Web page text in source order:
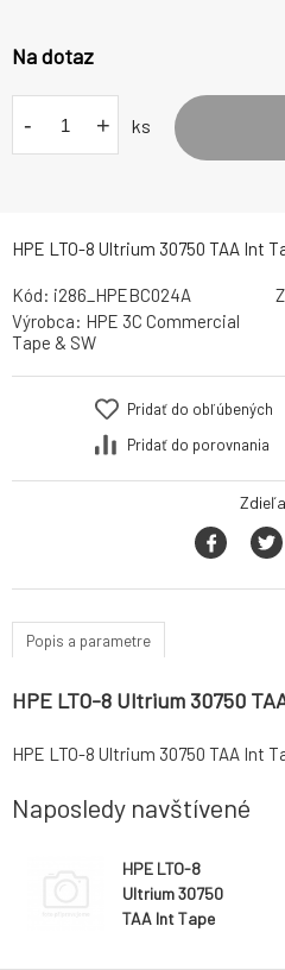
HPE LTO-8 Ultrium 30750 TAA Int
Na dotaz
- + ks
Kód: i286_HPEBC024A
Výrobca: HPE 3C Commercial
Tape & SW
Pridať do obľúbených
Pridať do porovnania
Popis a parametre
HPE LTO-8 Ultrium 30750
HPE LTO-8 Ultrium 30750 TAA Int
Naposledy navštívené
HPE LTO-8
Ultrium 30750
TAA Int Tape